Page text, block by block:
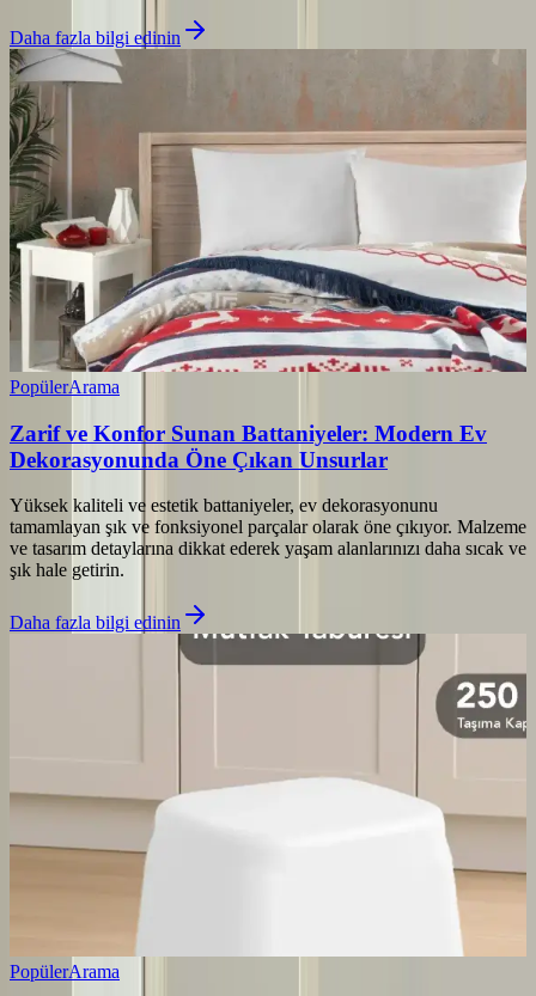
Daha fazla bilgi edinin
PopülerArama
Zarif ve Konfor Sunan Battaniyeler: Modern Ev
Dekorasyonunda Öne Çıkan Unsurlar
Yüksek kaliteli ve estetik battaniyeler, ev dekorasyonunu
tamamlayan şık ve fonksiyonel parçalar olarak öne çıkıyor. Malzeme
ve tasarım detaylarına dikkat ederek yaşam alanlarınızı daha sıcak ve
şık hale getirin.
Daha fazla bilgi edinin
PopülerArama